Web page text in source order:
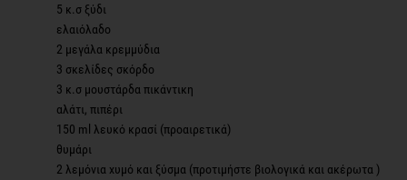
5 κ.σ ξύδι
ελαιόλαδο
2 μεγάλα κρεμμύδια
3 σκελίδες σκόρδο
3 κ.σ μουστάρδα πικάντικη
αλάτι, πιπέρι
150 ml λευκό κρασί (προαιρετικά)
θυμάρι
2 λεμόνια χυμό και ξύσμα (προτιμήστε βιολογικά και ακέρωτα )